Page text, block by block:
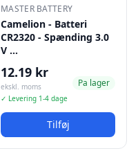
MASTER BATTERY
Camelion - Batteri
CR2320 - Spænding 3.0
V …
12.19 kr
ekskl. moms
✓ Levering 1-4 dage
Pa lager
Tilføj